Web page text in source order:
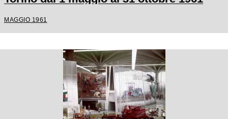
MAGGIO 1961